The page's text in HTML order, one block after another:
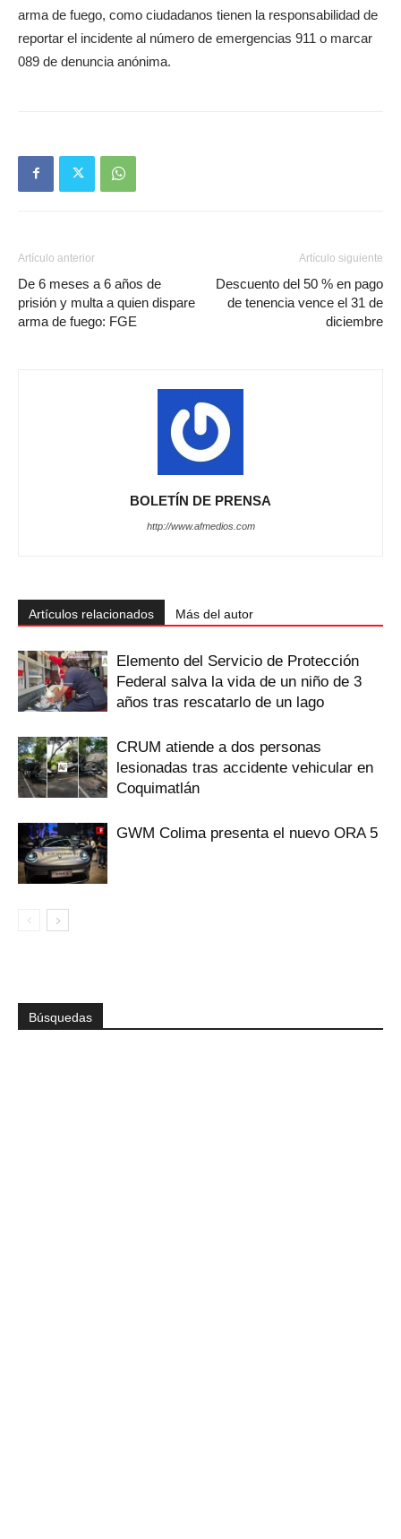
arma de fuego, como ciudadanos tienen la responsabilidad de
reportar el incidente al número de emergencias 911 o marcar
089 de denuncia anónima.
Artículo anterior
De 6 meses a 6 años de
prisión y multa a quien dispare
arma de fuego: FGE
Artículo siguiente
Descuento del 50 % en pago
de tenencia vence el 31 de
diciembre
BOLETÍN DE PRENSA
http://www.afmedios.com
Artículos relacionados Más del autor
Elemento del Servicio de Protección
Federal salva la vida de un niño de 3
años tras rescatarlo de un lago
CRUM atiende a dos personas
lesionadas tras accidente vehicular en
Coquimatlán
GWM Colima presenta el nuevo ORA 5
Búsquedas